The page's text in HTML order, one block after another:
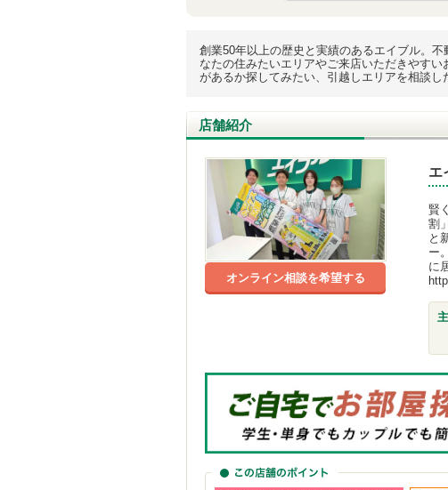
創業50年以上の歴史と実績のあるエイブル。
なたの住みたいエリアやご来店いただきやす
があるか探してみたい、引越しエリアを相談
店舗紹介
オンライン相談を希望する
エ
賢
割
と
ー
に